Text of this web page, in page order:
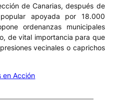
de Canarias, después de
apoyada por 18.000
ordenanzas municipales
de vital importancia para que
vecinales o caprichos
en Acción